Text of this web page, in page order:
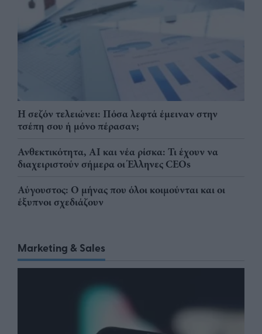
Η σεζόν τελειώνει: Πόσα λεφτά έμειναν στην
τσέπη σου ή μόνο πέρασαν;
Ανθεκτικότητα, AI και νέα ρίσκα: Τι έχουν να
διαχειριστούν σήμερα οι Έλληνες CEOs
Αύγουστος: Ο μήνας που όλοι κοιμούνται και οι
έξυπνοι σχεδιάζουν
Marketing & Sales